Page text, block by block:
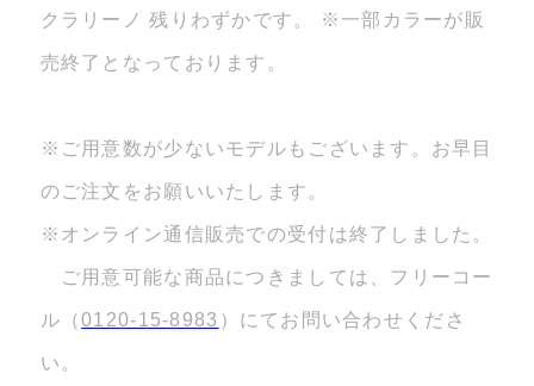
クラリーノ 残りわずかです。 ※一部カラーが販
売終了となっております。
※ご用意数が少ないモデルもございます。お早目
のご注文をお願いいたします。
※オンライン通信販売での受付は終了しました。
ご用意可能な商品につきましては、フリーコー
ル（0120-15-8983 ）にてお問い合わせくださ
い。